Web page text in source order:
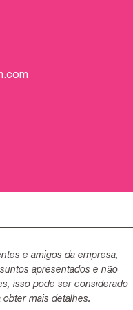
e amigos da empresa,
apresentados e não
isso pode ser considerado
mais detalhes.